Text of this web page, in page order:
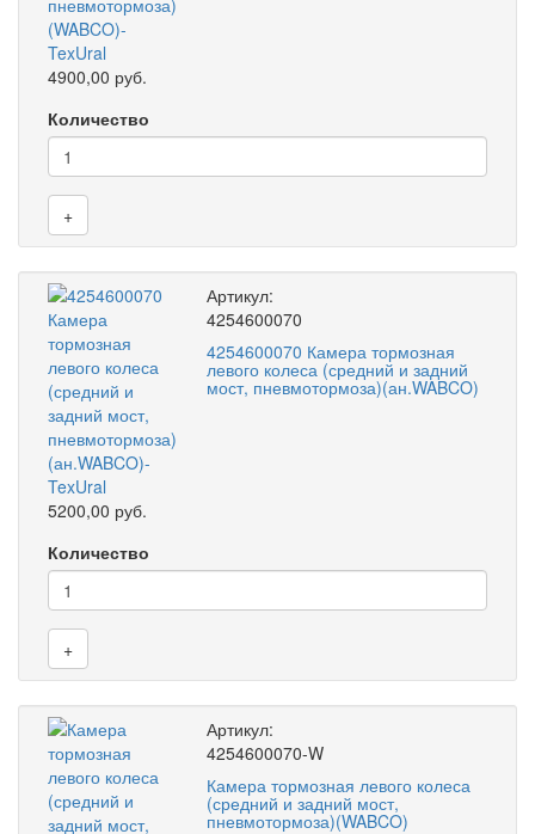
4900,00 руб.
Количество
+
Артикул:
4254600070
4254600070 Камера тормозная
левого колеса (средний и задний
мост, пневмотормоза)(ан.WABCO)
5200,00 руб.
Количество
+
Артикул:
4254600070-W
Камера тормозная левого колеса
(средний и задний мост,
пневмотормоза)(WABCO)